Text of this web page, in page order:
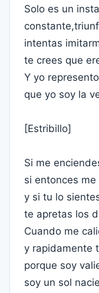
Solo es un
intentas
te crees que
Y yo
que yo soy la
[Estribillo]
Si me
si entonces
y si tu lo
te apretas los
Cuando me
y rapidamente
porque soy
soy un sol